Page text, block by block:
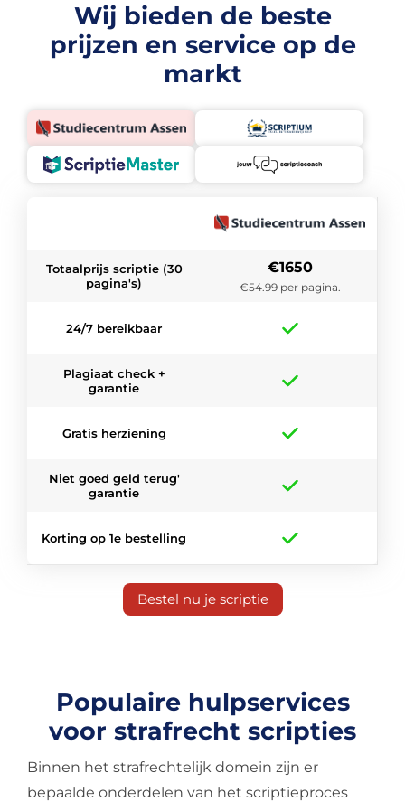
Wij bieden de beste
prijzen en service op de
markt
Totaalprijs scriptie (30
pagina's)
24/7 bereikbaar
Plagiaat check +
garantie
Gratis herziening
Niet goed geld terug'
garantie
Korting op 1e bestelling
€1650
€54.99 per pagina.
Bestel nu je scriptie
Populaire hulpservices
voor strafrecht scripties
Binnen het strafrechtelijk domein zijn er
bepaalde onderdelen van het scriptieproces